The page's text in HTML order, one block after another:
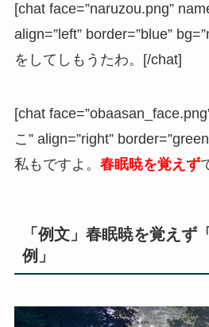
[chat face=”naruzou.png”
align=”left” border=”blue”
をしてしもうたわ。[/chat]
[chat
こ” align=”right”
私もですよ。 春眠暁を覚えず
「例文」春眠暁を覚えず
例」